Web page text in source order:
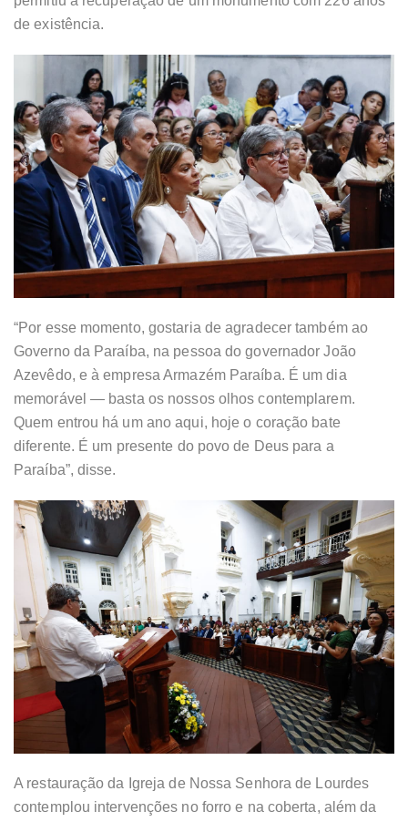
de existência.
“Por esse momento, gostaria de agradecer também ao
Governo da Paraíba, na pessoa do governador João
Azevêdo, e à empresa Armazém Paraíba. É um dia
memorável — basta os nossos olhos contemplarem.
Quem entrou há um ano aqui, hoje o coração bate
diferente. É um presente do povo de Deus para a
Paraíba”, disse.
A restauração da Igreja de Nossa Senhora de Lourdes
contemplou intervenções no forro e na coberta, além da